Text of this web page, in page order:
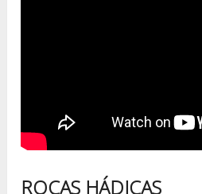
ROCAS HÁDICAS